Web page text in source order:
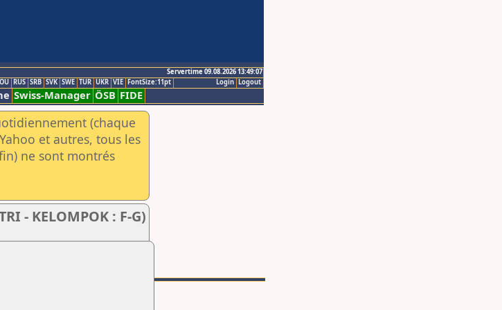
Servertime 09.08.2026 13:49:07
Logout
Login
RUS SRB SVK SWE TUR UKR VIE FontSize:11pt
Swiss-Manager ÖSB FIDE
(chaque
et autres, tous les
ne sont montrés
- KELOMPOK : F-G)